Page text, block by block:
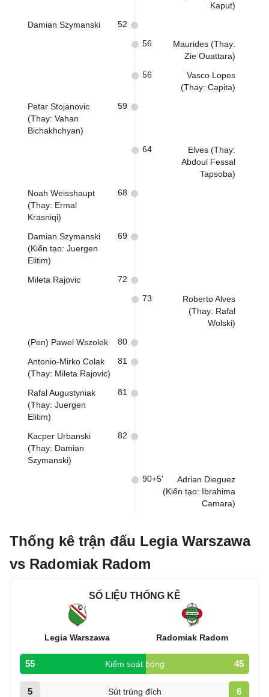
Kaput)
Damian Szymanski 52
Maurides (Thay:
Zie Ouattara)
56
Vasco Lopes
(Thay: Capita)
56
Petar Stojanovic
(Thay: Vahan
Bichakhchyan)
59
Elves (Thay:
Abdoul Fessal
Tapsoba)
64
Noah Weisshaupt
(Thay: Ermal
Krasniqi)
68
Damian Szymanski
(Kiến tạo: Juergen
Elitim)
69
Mileta Rajovic 72
Roberto Alves
(Thay: Rafal
Wolski)
73
(Pen) Pawel Wszolek 80
Antonio-Mirko Colak
(Thay: Mileta Rajovic)
81
Rafal Augustyniak
(Thay: Juergen
Elitim)
81
Kacper Urbanski
(Thay: Damian
Szymanski)
82
Adrian Dieguez
(Kiến tạo: Ibrahima
Camara)
90+5'
Thống kê trận đấu Legia Warszawa
vs Radomiak Radom
SỐ LIỆU THỐNG KÊ
Legia Warszawa Radomiak Radom
55 Kiểm soát bóng 45
5 Sút trúng đích 6